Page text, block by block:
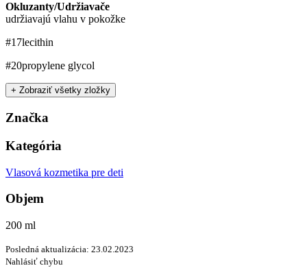
Okluzanty/Udržiavače
udržiavajú vlahu v pokožke
#17lecithin
#20propylene glycol
+ Zobraziť všetky zložky
Značka
Kategória
Vlasová kozmetika pre deti
Objem
200 ml
Posledná aktualizácia: 23.02.2023
Nahlásiť chybu